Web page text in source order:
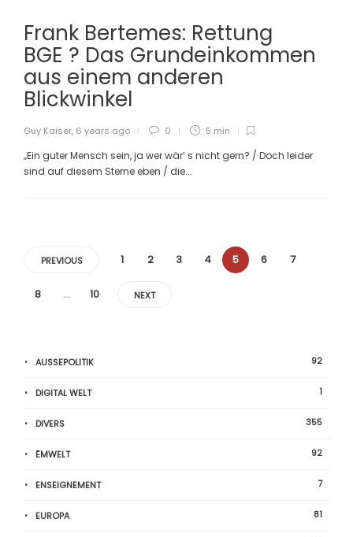
Frank Bertemes: Rettung
BGE ? Das Grundeinkommen
aus einem anderen
Blickwinkel
Guy Kaiser, 6 years ago 0 5 min
„Ein guter Mensch sein, ja wer wär’ s nicht gern? / Doch leider
sind auf diesem Sterne eben / die...
PREVIOUS 1 2 3 4 5 6 7
8 … 10 NEXT
AUSSEPOLITIK 92
DIGITAL WELT 1
DIVERS 355
ËMWELT 92
ENSEIGNEMENT 7
EUROPA 81